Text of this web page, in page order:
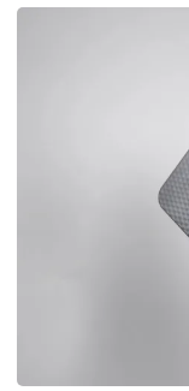
de 90 Wh et un